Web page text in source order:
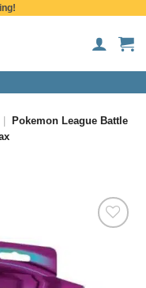
Pokemon League Battle